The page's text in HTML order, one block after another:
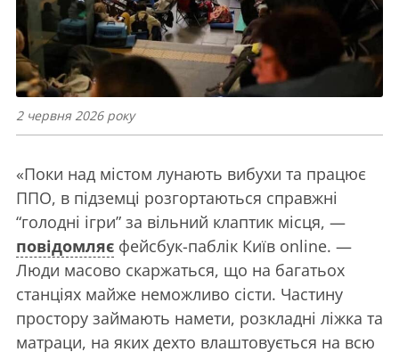
2 червня 2026 року
«Поки над містом лунають вибухи та працює
ППО, в підземці розгортаються справжні
“голодні ігри” за вільний клаптик місця, —
повідомляє фейсбук-паблік Київ online. —
Люди масово скаржаться, що на багатьох
станціях майже неможливо сісти. Частину
простору займають намети, розкладні ліжка та
матраци, на яких дехто влаштовується на всю